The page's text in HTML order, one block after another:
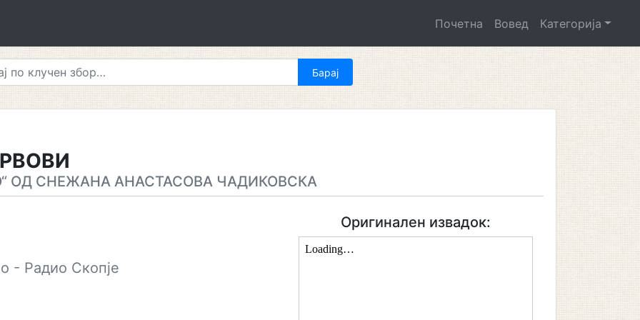
Почетна Вовед Категорија
ОД СНЕЖАНА АНАСТАСОВА ЧАДИКОВСКА
- Радио Скопје
Оригинален извадок: